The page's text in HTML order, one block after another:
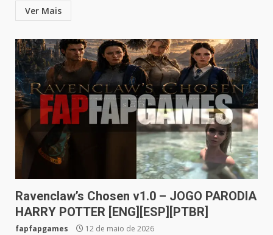
Ver Mais
Ravenclaw’s Chosen v1.0 – JOGO PARODIA
HARRY POTTER [ENG][ESP][PTBR]
fapfapgames 12 de maio de 2026